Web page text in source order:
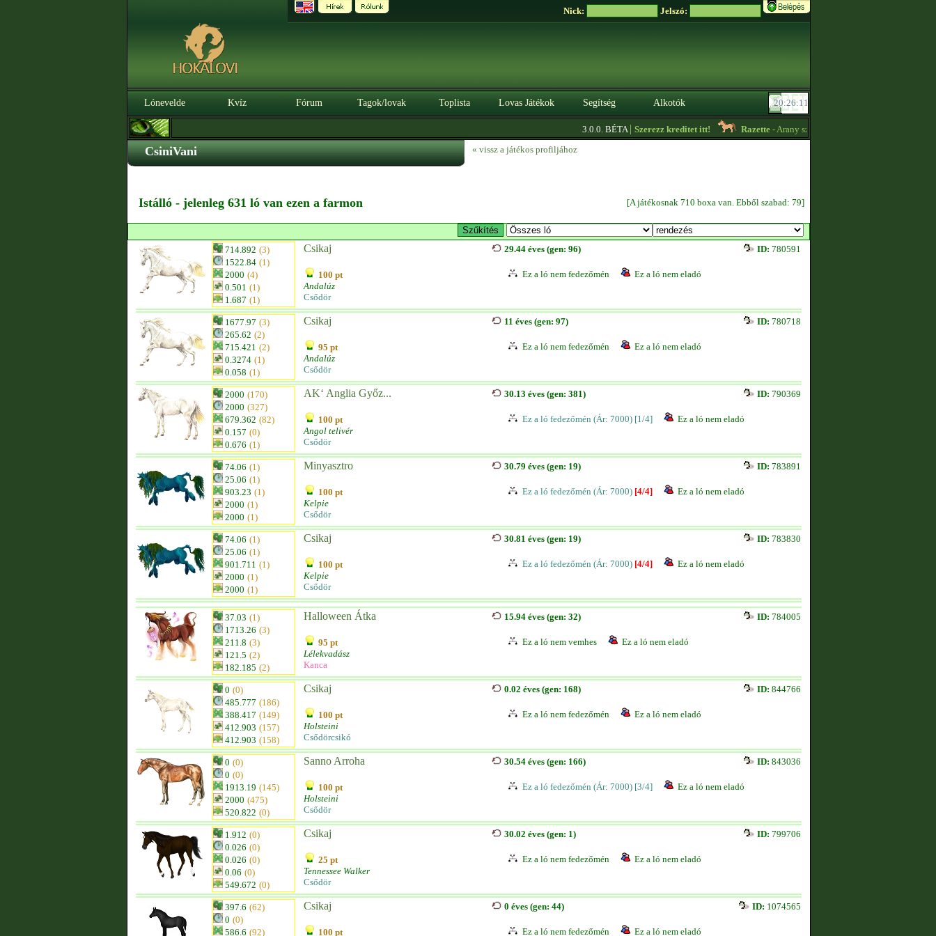
Nick: Jelszó:
Lónevelde Kvíz Fórum Tagok/lovak Toplista Lovas Játékok Segítség Alkotók
3.0.0. BÉTA|Szerezz kreditet itt! Razette- Arany színű import akhal tekét vennék! -
CsiniVani « vissz a játékos profiljához
Istálló - jelenleg 631 ló van ezen a farmon [A játékosnak 710 boxa van. Ebből szabad: 79]
714.892 (3)
1522.84 (1)
2000 (4)
0.501 (1)
1.687 (1)
Csikaj
100 pt
Andalúz
Csődör
29.44 éves (gen: 96) ID: 780591
Ez a ló nem fedezőmén Ez a ló nem eladó
1677.97 (3)
265.62 (2)
715.421 (2)
0.3274 (1)
0.058 (1)
Csikaj
95 pt
Andalúz
Csődör
11 éves (gen: 97) ID: 780718
Ez a ló nem fedezőmén Ez a ló nem eladó
2000 (170)
2000 (327)
679.362 (82)
0.157 (0)
0.676 (1)
AK‘ Anglia Győz...
100 pt
Angol telivér
Csődör
30.13 éves (gen: 381) ID: 790369
Ez a ló fedezőmén (Ár: 7000) [1/4] Ez a ló nem eladó
74.06 (1)
25.06 (1)
903.23 (1)
2000 (1)
2000 (1)
Minyasztro
100 pt
Kelpie
Csődör
30.79 éves (gen: 19) ID: 783891
Ez a ló fedezőmén (Ár: 7000) [4/4] Ez a ló nem eladó
74.06 (1)
25.06 (1)
901.711 (1)
2000 (1)
2000 (1)
Csikaj
100 pt
Kelpie
Csődör
30.81 éves (gen: 19) ID: 783830
Ez a ló fedezőmén (Ár: 7000) [4/4] Ez a ló nem eladó
37.03 (1)
1713.26 (3)
211.8 (3)
121.5 (2)
182.185 (2)
Halloween Átka
95 pt
Lélekvadász
Kanca
15.94 éves (gen: 32) ID: 784005
Ez a ló nem vemhes Ez a ló nem eladó
0 (0)
485.777 (186)
388.417 (149)
412.903 (157)
412.903 (158)
Csikaj
100 pt
Holsteini
Csődörcsikó
0.02 éves (gen: 168) ID: 844766
Ez a ló nem fedezőmén Ez a ló nem eladó
0 (0)
0 (0)
1913.19 (145)
2000 (475)
520.822 (0)
Sanno Arroha
100 pt
Holsteini
Csődör
30.54 éves (gen: 166) ID: 843036
Ez a ló fedezőmén (Ár: 7000) [3/4] Ez a ló nem eladó
1.912 (0)
0.026 (0)
0.026 (0)
0.06 (0)
549.672 (0)
Csikaj
25 pt
Tennessee Walker
Csődör
30.02 éves (gen: 1) ID: 799706
Ez a ló nem fedezőmén Ez a ló nem eladó
397.6 (62)
0 (0)
586.6 (92)
Csikaj
100 pt
0 éves (gen: 44) ID: 1074565
Ez a ló nem fedezőmén Ez a ló nem eladó